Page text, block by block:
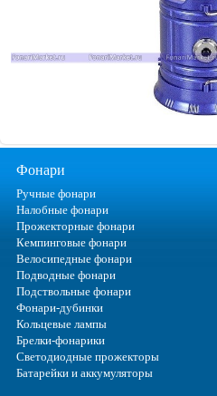
Фонари
Ручные фонари
Налобные фонари
Прожекторные фонари
Кемпинговые фонари
Велосипедные фонари
Подводные фонари
Подствольные фонари
Фонари-дубинки
Кольцевые лампы
Брелки-фонарики
Светодиодные прожекторы
Батарейки и аккумуляторы